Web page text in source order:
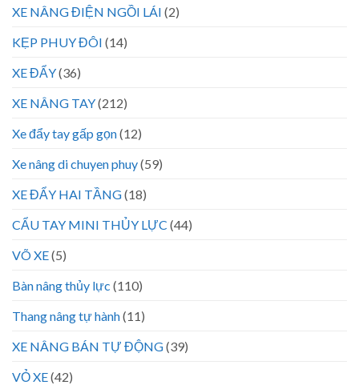
XE NÂNG ĐIỆN NGỒI LÁI (2)
KẸP PHUY ĐÔI (14)
XE ĐẨY(36)
XE NÂNG TAY(212)
Xe đẩy tay gấp gọn(12)
Xe nâng di chuyen phuy(59)
XE ĐẨY HAI TẦNG(18)
CẨU TAY MINI THỦY LỰC (44)
VÕ XE(5)
Bàn nâng thủy lực (110)
Thang nâng tự hành(11)
XE NÂNG BÁN TỰ ĐỘNG(39)
VỎ XE(42)